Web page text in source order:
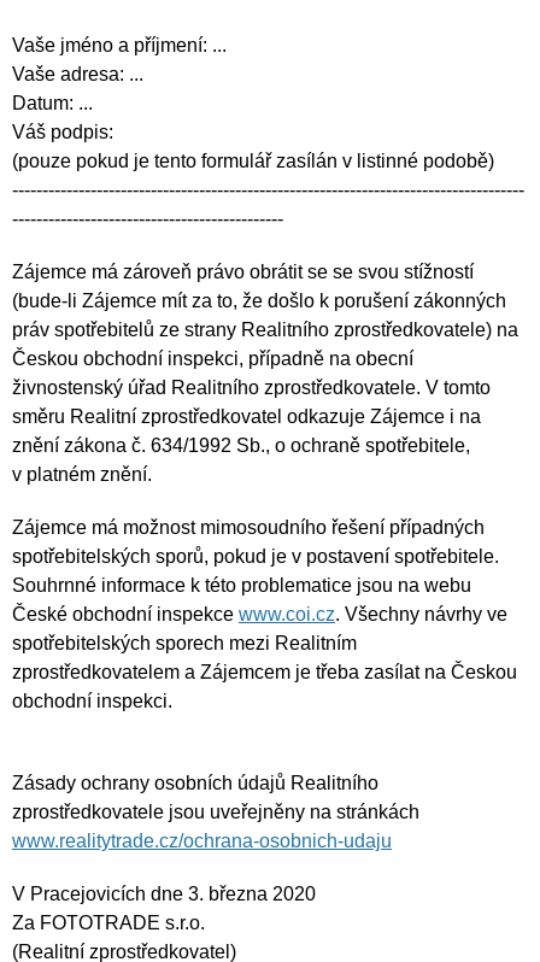
Vaše jméno a příjmení: ...
Vaše adresa: ...
Datum: ...
Váš podpis:
(pouze pokud je tento formulář zasílán v listinné podobě)
-------------------------------------------------------------------------------------
---------------------------------------------
Zájemce má zároveň právo obrátit se se svou stížností
(bude-li Zájemce mít za to, že došlo k porušení zákonných
práv spotřebitelů ze strany Realitního zprostředkovatele) na
Českou obchodní inspekci, případně na obecní
živnostenský úřad Realitního zprostředkovatele. V tomto
směru Realitní zprostředkovatel odkazuje Zájemce i na
znění zákona č. 634/1992 Sb., o ochraně spotřebitele,
v platném znění.
Zájemce má možnost mimosoudního řešení případných
spotřebitelských sporů, pokud je v postavení spotřebitele.
Souhrnné informace k této problematice jsou na webu
České obchodní inspekce www.coi.cz. Všechny návrhy ve
spotřebitelských sporech mezi Realitním
zprostředkovatelem a Zájemcem je třeba zasílat na Českou
obchodní inspekci.
Zásady ochrany osobních údajů Realitního
zprostředkovatele jsou uveřejněny na stránkách
www.realitytrade.cz/ochrana-osobnich-udaju
V Pracejovicích dne 3. března 2020
Za FOTOTRADE s.r.o.
(Realitní zprostředkovatel)